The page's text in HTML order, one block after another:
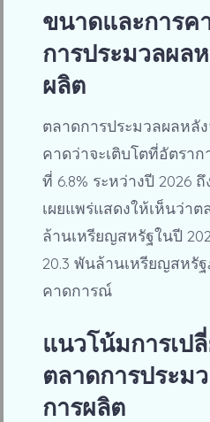
ขนาดและการ
การประมวลผล
ผลิต
ตลาดการประมวลผลหลั
คาดว่าจะเติบโตที่อัตราก
ที่ 6.8% ระหว่างปี 2026
เผยแพร่แสดงให้เห็นว่า
ล้านเหรียญสหรัฐในปี
20.3 พันล้านเหรียญสหรั
คาดการณ์
แนวโน้มการเป
ตลาดการประม
การผลิต